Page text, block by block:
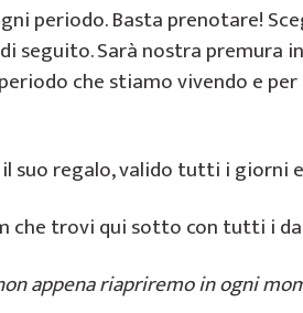
periodo. Basta prenotare!
seguito. Sarà nostra premura
che stiamo vivendo e
suo regalo, valido tutti i giorni
trovi qui sotto con tutti i
appena riapriremo in ogni